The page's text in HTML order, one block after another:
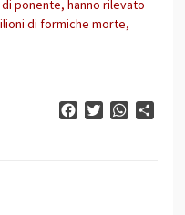
ponente, hanno rilevato
di formiche morte,
FacebookTwitter